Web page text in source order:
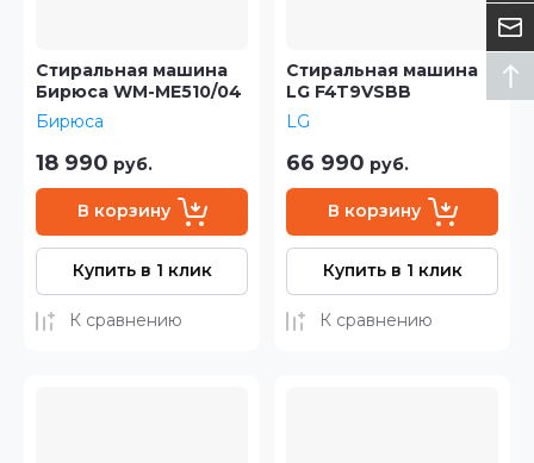
Стиральная машина
Бирюса WM-ME510/04
Бирюса
18 990 руб.
В корзину
Купить в 1 клик
К сравнению
Стиральная машина
LG F4T9VSBB
LG
66 990 руб.
В корзину
Купить в 1 клик
К сравнению